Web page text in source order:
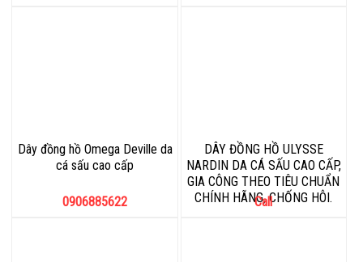
Dây đồng hồ Omega Deville da
cá sấu cao cấp
0906885622
DÂY ĐỒNG HỒ ULYSSE
NARDIN DA CÁ SẤU CAO CẤP,
GIA CÔNG THEO TIÊU CHUẨN
CHÍNH HÃNG, CHỐNG HÔI.
Call